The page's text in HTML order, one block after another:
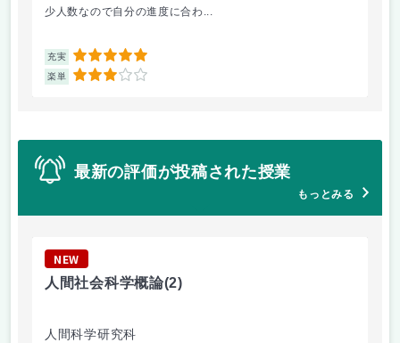
少人数なので自分の進度に合わ...
充実 5
楽単 3
最新の評価が投稿された授業
もっとみる
NEW
人間社会科学概論(2)
人間科学研究科